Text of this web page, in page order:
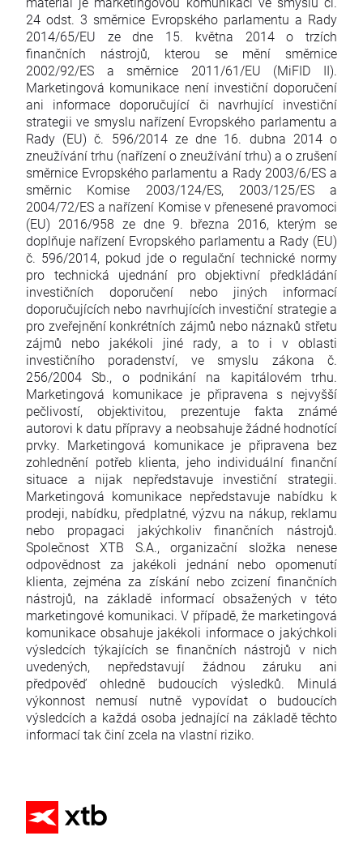
24 odst. 3 směrnice Evropského parlamentu a Rady
2014/65/EU ze dne 15. května 2014 o trzích
finančních nástrojů, kterou se mění směrnice
2002/92/ES a směrnice 2011/61/EU (MiFID II).
Marketingová komunikace není investiční doporučení
ani informace doporučující či navrhující investiční
strategii ve smyslu nařízení Evropského parlamentu a
Rady (EU) č. 596/2014 ze dne 16. dubna 2014 o
zneužívání trhu (nařízení o zneužívání trhu) a o zrušení
směrnice Evropského parlamentu a Rady 2003/6/ES a
směrnic Komise 2003/124/ES, 2003/125/ES a
2004/72/ES a nařízení Komise v přenesené pravomoci
(EU) 2016/958 ze dne 9. března 2016, kterým se
doplňuje nařízení Evropského parlamentu a Rady (EU)
č. 596/2014, pokud jde o regulační technické normy
pro technická ujednání pro objektivní předkládání
investičních doporučení nebo jiných informací
doporučujících nebo navrhujících investiční strategie a
pro zveřejnění konkrétních zájmů nebo náznaků střetu
zájmů nebo jakékoli jiné rady, a to i v oblasti
investičního poradenství, ve smyslu zákona č.
256/2004 Sb., o podnikání na kapitálovém trhu.
Marketingová komunikace je připravena s nejvyšší
pečlivostí, objektivitou, prezentuje fakta známé
autorovi k datu přípravy a neobsahuje žádné hodnotící
prvky. Marketingová komunikace je připravena bez
zohlednění potřeb klienta, jeho individuální finanční
situace a nijak nepředstavuje investiční strategii.
Marketingová komunikace nepředstavuje nabídku k
prodeji, nabídku, předplatné, výzvu na nákup, reklamu
nebo propagaci jakýchkoliv finančních nástrojů.
Společnost XTB S.A., organizační složka nenese
odpovědnost za jakékoli jednání nebo opomenutí
klienta, zejména za získání nebo zcizení finančních
nástrojů, na základě informací obsažených v této
marketingové komunikaci. V případě, že marketingová
komunikace obsahuje jakékoli informace o jakýchkoli
výsledcích týkajících se finančních nástrojů v nich
uvedených, nepředstavují žádnou záruku ani
předpověď ohledně budoucích výsledků. Minulá
výkonnost nemusí nutně vypovídat o budoucích
výsledcích a každá osoba jednající na základě těchto
informací tak činí zcela na vlastní riziko.